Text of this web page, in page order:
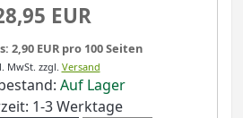
EUR
2,90 EUR pro 100 Seiten
MwSt. zzgl. Versand
Auf Lager
1-3 Werktage